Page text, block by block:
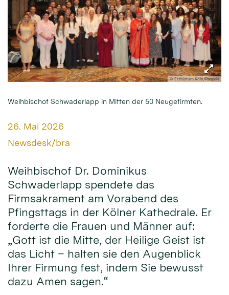
© Erzbistum Köln/Raspels
Weihbischof Schwaderlapp in Mitten der 50 Neugefirmten.
Datum:
26. Mai 2026
Von:
Newsdesk/bra
Weihbischof Dr. Dominikus
Schwaderlapp spendete das
Firmsakrament am Vorabend des
Pfingsttags in der Kölner Kathedrale. Er
forderte die Frauen und Männer auf:
„Gott ist die Mitte, der Heilige Geist ist
das Licht – halten sie den Augenblick
Ihrer Firmung fest, indem Sie bewusst
dazu Amen sagen.“